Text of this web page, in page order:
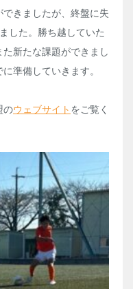
きましたが、終盤に失
した。勝ち越していた
新たな課題ができまし
準備していきます。
のウェブサイト をご覧く